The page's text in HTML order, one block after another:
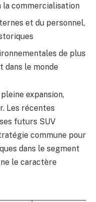
commercialisation
et du personnel,
de plus
dans le monde
expansion,
Les récentes
futurs SUV
commune pour
dans le segment
le caractère